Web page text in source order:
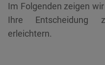
Im Folgenden zeigen
Ihre Entscheidung
erleichtern.